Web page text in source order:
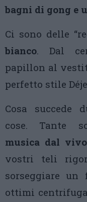
bagni di gong e
Ci sono delle
bianco. Dal
papillon al
perfetto stile
Cosa succede
cose. Tante
musica dal vivo
vostri teli
sorseggiare
ottimi